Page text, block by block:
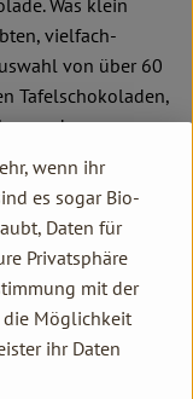
Was klein
vielfach-
von über 60
Tafelschokoladen,
und
offenlässt.
das zentrale
Nachhaltigkeit
Unternehmen um
und
sich seit Jahren
wenn ihr
es sogar Bio-
Daten für
Privatsphäre
mit der
die Möglichkeit
ihr Daten